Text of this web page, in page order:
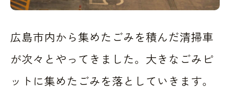
広島市内から集めたごみを積んだ清掃車
が次々とやってきました。大きなごみピ
ットに集めたごみを落としていきます。